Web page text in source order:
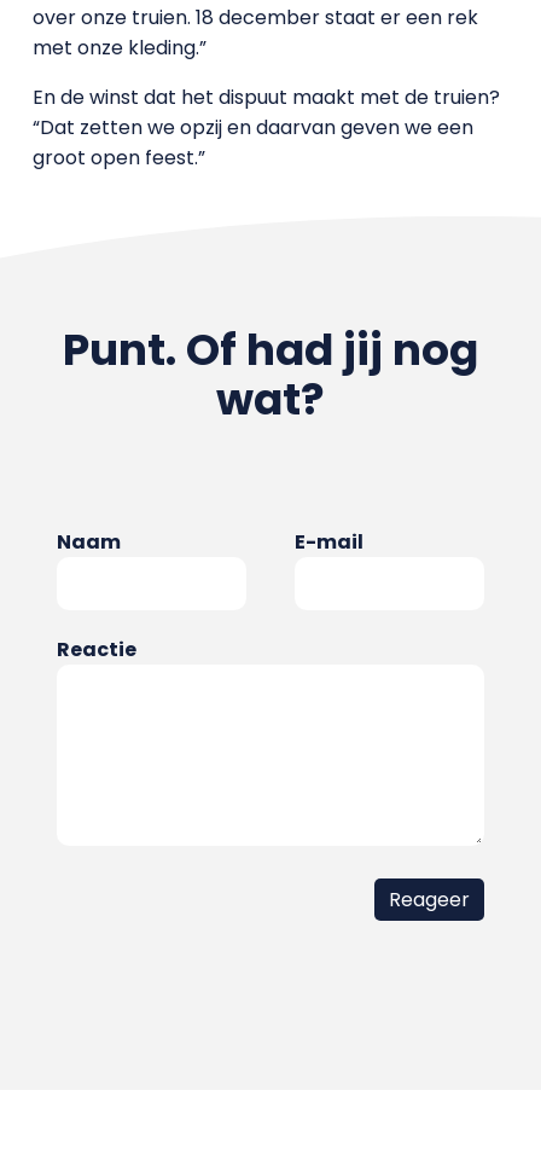
over onze truien. 18 december staat er een rek
met onze kleding.”
En de winst dat het dispuut maakt met de truien?
“Dat zetten we opzij en daarvan geven we een
groot open feest.”
Punt. Of had jij nog
wat?
Naam E-mail
Reactie